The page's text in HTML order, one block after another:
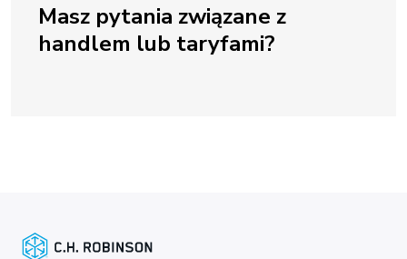
Masz pytania związane z
handlem lub taryfami?